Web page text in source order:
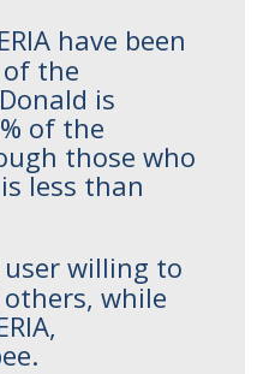
have been
of the
is
of the
those who
less than
user willing to
while